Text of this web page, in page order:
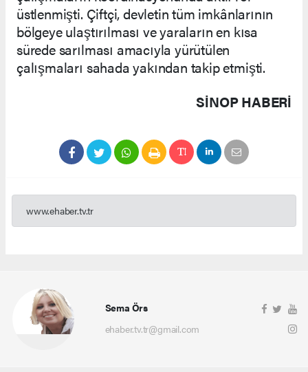
üstlenmişti. Çiftçi, devletin tüm imkânlarının
bölgeye ulaştırılması ve yaraların en kısa
sürede sarılması amacıyla yürütülen
çalışmaları sahada yakından takip etmişti.
SINOP HABERİ
www.ehaber.tv.tr
Sema Örs
ehaber.tv.tr@gmail.com